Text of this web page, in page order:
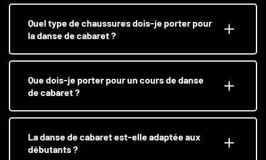
Quel type de chaussures dois-je porter pour
la danse de cabaret ?
Que dois-je porter pour un cours de danse
de cabaret ?
La danse de cabaret est-elle adaptée aux
débutants ?